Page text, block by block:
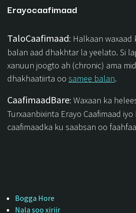
Erayocaafimaad
TaloCaafimaad: Halkaan waxaad
balan aad dhakhtar la yeelato. Si
xanuun joogto ah (chronic) ama
dhakhaatiirta oo samee balan.
CaafimaadBare: Waxaan ka
Turxaanbixinta Erayo Caafimaad
caafimaadka ku saabsan oo
Bogga Hore
Nala soo xiriir